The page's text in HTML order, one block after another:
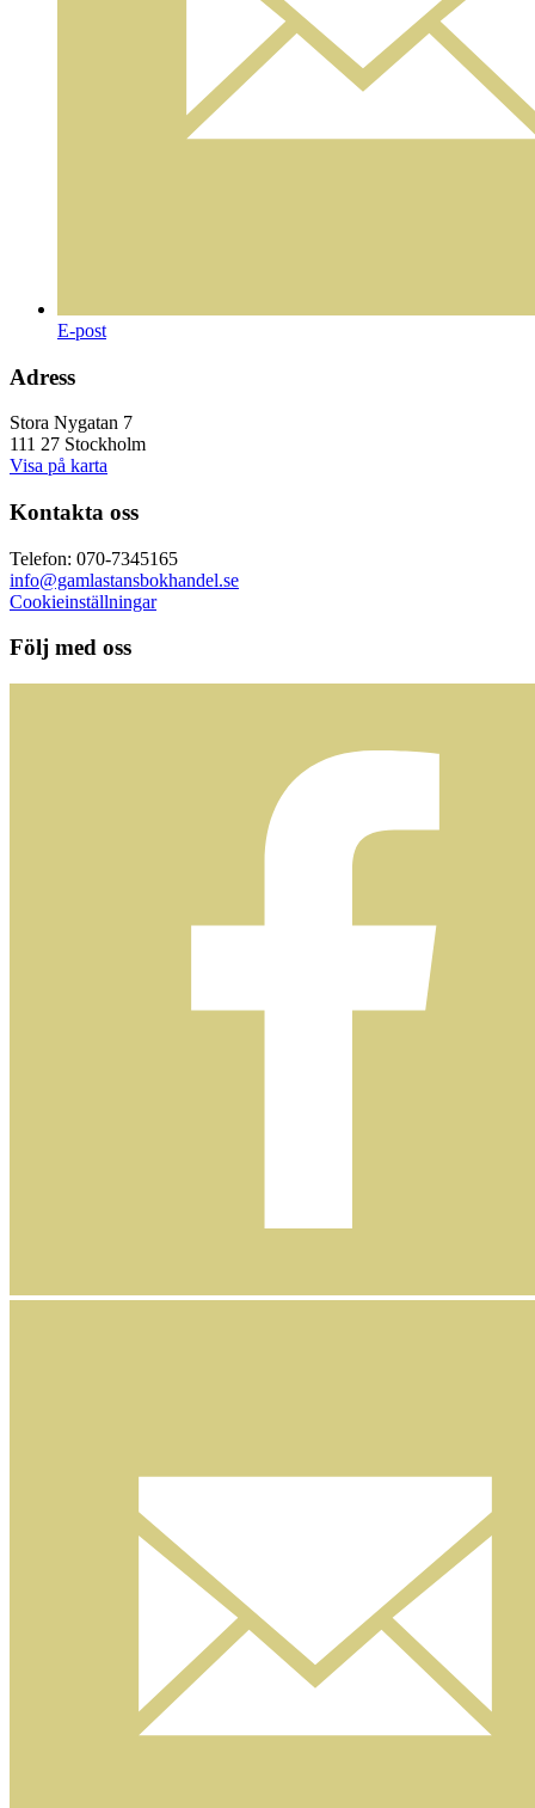
E-post
Adress
Stora Nygatan 7
111 27 Stockholm
Visa på karta
Kontakta oss
Telefon: 070-7345165
info@gamlastansbokhandel.se
Cookieinställningar
Följ med oss